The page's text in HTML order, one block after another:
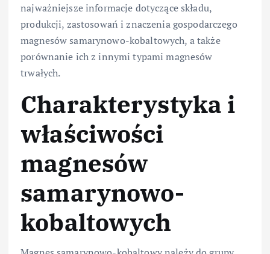
najważniejsze informacje dotyczące składu,
produkcji, zastosowań i znaczenia gospodarczego
magnesów samarynowo-kobaltowych, a także
porównanie ich z innymi typami magnesów
trwałych.
Charakterystyka i
właściwości
magnesów
samarynowo-
kobaltowych